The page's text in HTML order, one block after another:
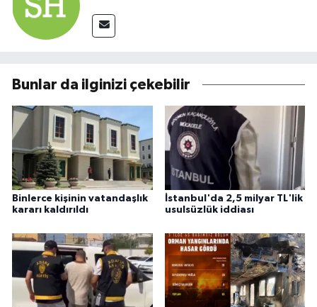
Bunlar da ilginizi çekebilir
Binlerce kişinin vatandaşlık
kararı kaldırıldı
İstanbul'da 2,5 milyar TL'lik
usulsüzlük iddiası